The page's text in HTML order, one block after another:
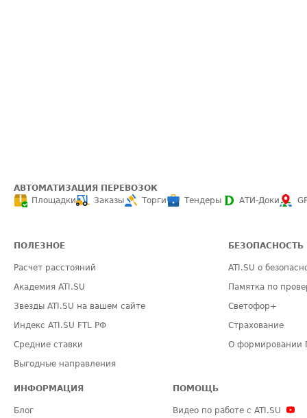
АВТОМАТИЗАЦИЯ ПЕРЕВОЗОК
Площадки
Заказы Торги Тендеры АТИ-Доки
ПОЛЕЗНОЕ
Расчет расстояний
Академия ATI.SU
Звезды ATI.SU на вашем сайте
Индекс ATI.SU FTL РФ
Средние ставки
Выгодные направления
БЕЗОПАСНОСТЬ
ATI.SU о
Памятка по
Светофор+
Страхование
О формировании
ИНФОРМАЦИЯ
Блог
ПОМОЩЬ
Видео по работе с ATI.SU